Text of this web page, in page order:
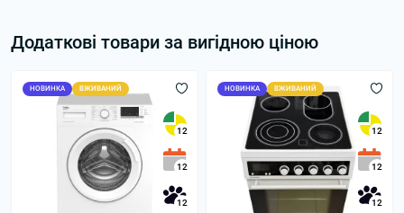
Додаткові товари за вигідною ціною
НОВИНКА ВЖИВАНИЙ
12
12
12
НОВИНКА ВЖИВАНИЙ
12
12
12